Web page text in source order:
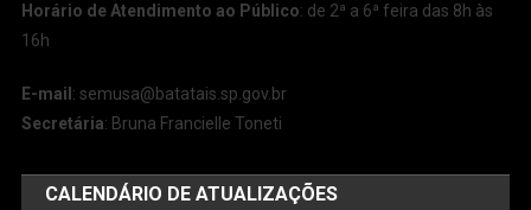
Horário de Atendimento ao Público: de 2ª a 6ª feira das 8h às
16h
E-mail :semusa@batatais.sp.gov.br
Secretária: Bruna Francielle Toneti
CALENDÁRIO DE ATUALIZAÇÕES